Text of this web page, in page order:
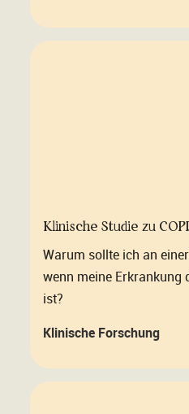
Klinische Studie zu
Warum sollte ich an
wenn meine Erkrankung
ist?
Klinische Forschung